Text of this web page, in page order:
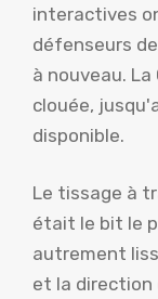
interactives
défenseurs
à nouveau.
clouée,
disponible.
Le tissage à
était le bit le
autrement
et la direction